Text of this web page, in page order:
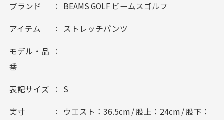
ブランド BEAMS GOLF ビームスゴルフ
アイテム ストレッチパンツ
モデル・品
番
表記サイズ S
実寸
ウエスト：36.5cm / 股上：24cm / 股下：